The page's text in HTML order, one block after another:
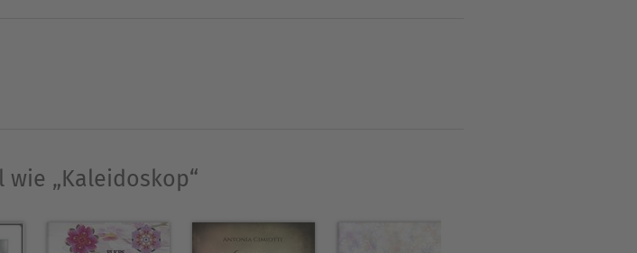
und Schreibcoach.
und hat bisher rund 25 Texte in Anthologien
„Kaleidoskop“